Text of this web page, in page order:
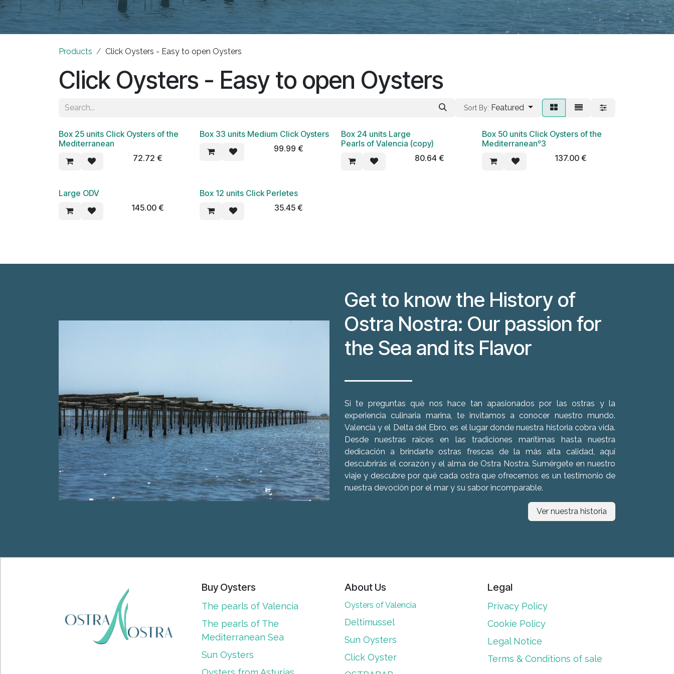
Products Click Oysters - Easy to open Oysters
Click Oysters - Easy to open Oysters
Sort By: Featured
Box 25 units Click Oysters of the
Mediterranean
72.72 €
​Box 33 units Medium Click Oysters
99.99 €
​Box 24 units Large
Pearls of Valencia (copy)
80.64 €
​Box 50 units Click Oysters of the
Mediterraneanº3
137.00 €
Large ODV
145.00€
​Box 12 units Click Perletes
35.45 €
Get to know the History of
Ostra Nostra: Our passion for
the Sea and its Flavor
Si te preguntas qué nos hace tan apasionados por las ostras y la
experiencia culinaria marina, te invitamos a conocer nuestro mundo.
Valencia y el Delta del Ebro, es el lugar donde nuestra historia cobra vida.
Desde nuestras raíces en las tradiciones marítimas hasta nuestra
dedicación a brindarte ostras frescas de la más alta calidad, aquí
descubrirás el corazón y el alma de Ostra Nostra. Sumérgete en nuestro
viaje y descubre por qué cada ostra que ofrecemos es un testimonio de
nuestra devoción por el mar y su sabor incomparable.
Ver nuestra historia
Buy Oysters
The pearls of Valencia
The pearls of The
Mediterranean Sea
Sun Oysters
About Us
Oysters of Valencia
Deltimussel
Sun Oysters
Click Oyster
Legal
Privacy Policy
Cookie Policy
Legal Notice
Terms & Conditions of sale